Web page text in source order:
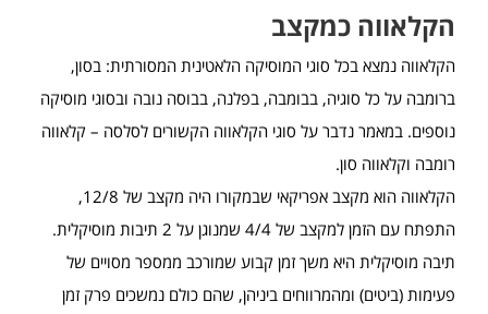
הקלאווה כמקצב
הקלאווה נמצא בכל סוגי המוסיקה הלאטינית המסורתית: בסון,
ברומבה על כל סוגיה, בבומבה, בפלנה, בבוסה נובה ובסוגי מוסיקה
נוספים. במאמר נדבר על סוגי הקלאווה הקשורים לסלסה – קלאווה
רומבה וקלאווה סון.
הקלאווה הוא מקצב אפריקאי שבמקורו היה מקצב של 12/8,
התפתח עם הזמן למקצב של 4/4 שמנוגן על 2 תיבות מוסיקלית.
תיבה מוסיקלית היא משך זמן קבוע שמורכב ממספר מסויים של
פעימות (ביטים) ומהמרווחים ביניהן, שהם כולם נמשכים פרק זמן